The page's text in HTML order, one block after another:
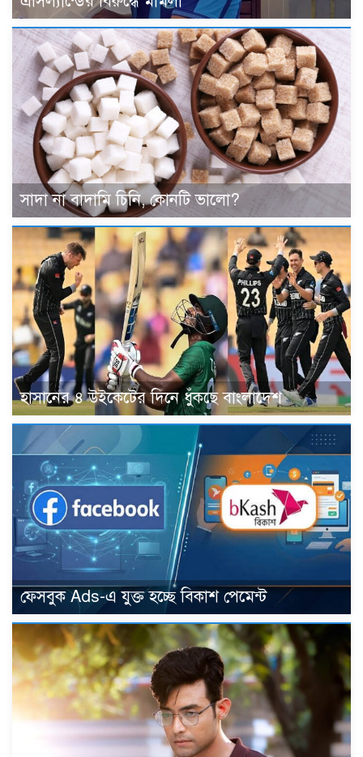
সাদা না বাদামি চিনি, কোনটি ভালো?
হাসানের ৪ উইকেটের দিনে ধুঁকছে বাংলাদেশ
ফেসবুক Ads-এ যুক্ত হচ্ছে বিকাশ পেমেন্ট